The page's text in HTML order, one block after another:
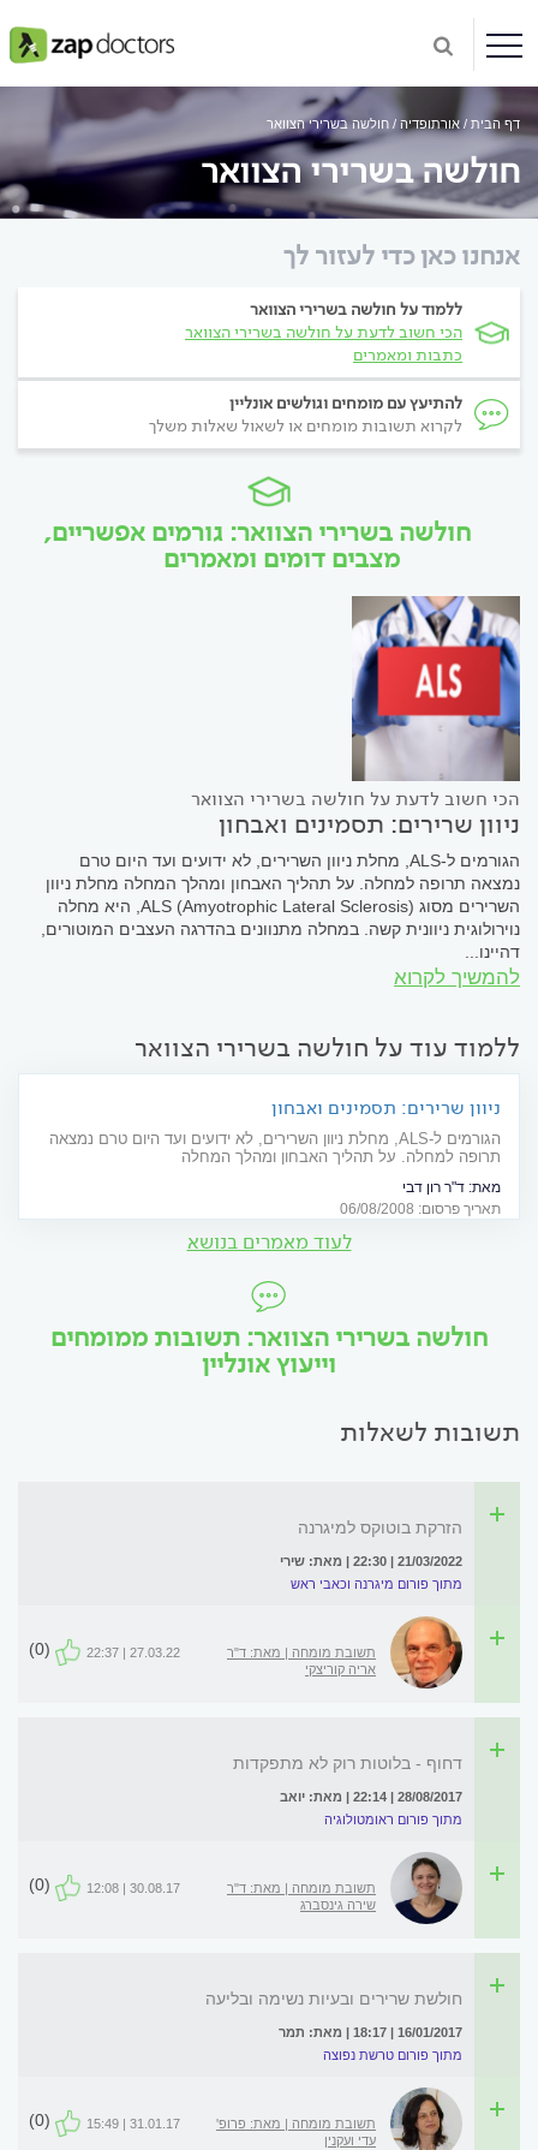
דף הבית אורתופדיה חולשה בשרירי הצוואר
חולשה בשרירי הצוואר
אנחנו כאן כדי לעזור לך
ללמוד על חולשה בשרירי הצוואר
הכי חשוב לדעת על חולשה בשרירי הצוואר
כתבות ומאמרים
להתיעץ עם מומחים וגולשים אונליין
לקרוא תשובות מומחים או לשאול שאלות משלך
חולשה בשרירי הצוואר: גורמים אפשריים,
מצבים דומים ומאמרים
הכי חשוב לדעת על חולשה בשרירי הצוואר
ניוון שרירים: תסמינים ואבחון
הגורמים ל-ALS, מחלת ניוון השרירים, לא ידועים ועד היום טרם
נמצאה תרופה למחלה. על תהליך האבחון ומהלך המחלה מחלת ניוון
השרירים מסוג (ALS (Amyotrophic Lateral Sclerosis, היא מחלה
נוירולוגית ניוונית קשה. במחלה מתנוונים בהדרגה העצבים המוטורים,
דהיינו...
להמשיך לקרוא
ללמוד עוד על חולשה בשרירי הצוואר
ניוון שרירים: תסמינים ואבחון
הגורמים ל-ALS, מחלת ניוון השרירים, לא ידועים ועד היום טרם נמצאה
תרופה למחלה. על תהליך האבחון ומהלך המחלה
מאת: ד"ר רון דבי
תאריך פרסום: 06/08/2008
לעוד מאמרים בנושא
חולשה בשרירי הצוואר: תשובות ממומחים
וייעוץ אונליין
תשובות לשאלות
הזרקת בוטוקס למיגרנה
21/03/2022 | 22:30 | מאת: שירי
מתוך פורום מיגרנה וכאבי ראש
תשובת מומחה | מאת: ד"ר
אריה קוריצקי
27.03.22 | 22:37
(0)
דחוף - בלוטות רוק לא מתפקדות
28/08/2017 | 22:14 | מאת: יואב
מתוך פורום ראומטולוגיה
תשובת מומחה | מאת: ד"ר
שירה גינסברג
30.08.17 | 12:08
(0)
חולשת שרירים ובעיות נשימה ובליעה
16/01/2017 | 18:17 | מאת: תמר
מתוך פורום טרשת נפוצה
תשובת מומחה | מאת: פרופ'
עדי ועקנין
31.01.17 | 15:49
(0)